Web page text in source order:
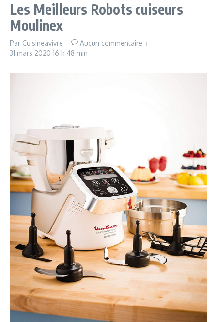
Les Meilleurs Robots cuiseurs
Moulinex
Par Cuisineavivre
Aucun commentaire
31 mars 2020 16 h 48 min